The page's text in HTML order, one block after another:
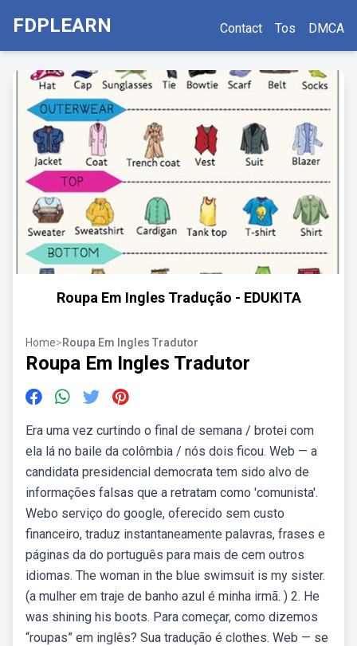
FDPLEARN Contact Tos DMCA
Roupa Em Ingles Tradução - EDUKITA
Home>Roupa Em Ingles Tradutor
Roupa Em Ingles Tradutor
Era uma vez curtindo o final de semana / brotei com
ela lá no baile da colômbia / nós dois ficou. Web — a
candidata presidencial democrata tem sido alvo de
informações falsas que a retratam como 'comunista'.
Webo serviço do google, oferecido sem custo
financeiro, traduz instantaneamente palavras, frases e
páginas da do português para mais de cem outros
idiomas. The woman in the blue swimsuit is my sister.
(a mulher em traje de banho azul é minha irmã. ) 2. He
was shining his boots. Para começar, como dizemos
“roupas” em inglês? Sua tradução é clothes. Web — se